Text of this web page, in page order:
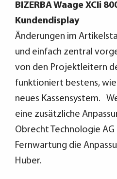
BIZERBA Waage XCIi
Kundendisplay
Änderungen im
und einfach zentral
von den Projektleitern
funktioniert bestens,
neues Kassensystem.
eine zusätzliche
Obrecht Technologie
Fernwartung die
Huber.